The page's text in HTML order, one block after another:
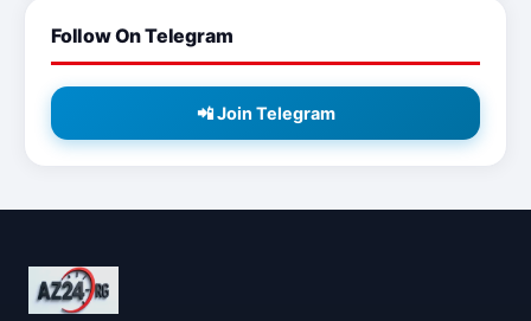
Follow On Telegram
📲 Join Telegram